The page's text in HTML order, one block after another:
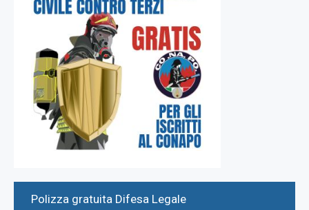
Polizza gratuita Difesa Legale